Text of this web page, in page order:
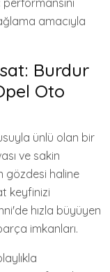
amacıyla
Burdur
Oto
ünlü olan bir
ve sakin
gözdesi haline
keyfinizi
hızla büyüyen
imkanları.